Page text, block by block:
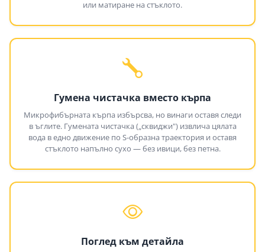
или матиране на стъклото.
Гумена чистачка вместо кърпа
Микрофибърната кърпа избърсва, но винаги оставя следи
в ъглите. Гумената чистачка („сквиджи") извлича цялата
вода в едно движение по S-образна траектория и оставя
стъклото напълно сухо — без ивици, без петна.
Поглед към детайла